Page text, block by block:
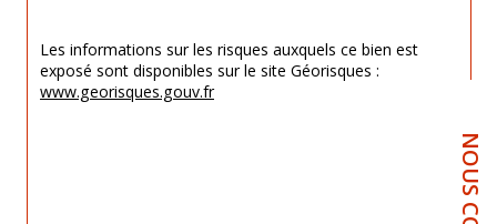
Les informations sur les risques auxquels ce bien est
exposé sont disponibles sur le site Géorisques :
www.georisques.gouv.fr